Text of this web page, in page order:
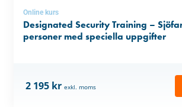
Online kurs
Designated Security Training –
personer med speciella uppgifter
2 195 kr exkl. moms